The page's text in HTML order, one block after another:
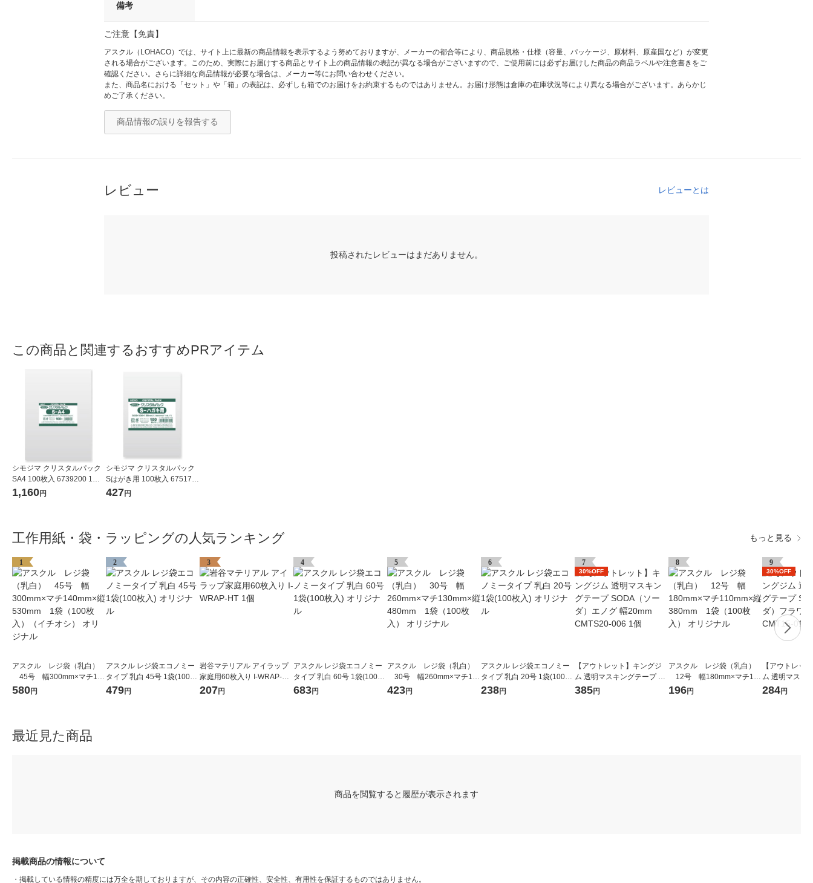
備考
ご注意【免責】
アスクル（LOHACO）では、サイト上に最新の商品情報を表示するよう努めておりますが、メーカーの都合等により、商品規格・仕様（容量、パッケージ、原材料、原産国など）が変更
される場合がございます。このため、実際にお届けする商品とサイト上の商品情報の表記が異なる場合がございますので、ご使用前には必ずお届けした商品の商品ラベルや注意書きをご
確認ください。さらに詳細な商品情報が必要な場合は、メーカー等にお問い合わせください。
また、商品名における「セット」や「箱」の表記は、必ずしも箱でのお届けをお約束するものではありません。お届け形態は倉庫の在庫状況等により異なる場合がございます。あらかじ
めご了承ください。
商品情報の誤りを報告する
レビュー レビューとは
投稿されたレビューはまだありません。
この商品と関連するおすすめPRアイテム
シモジマ クリスタルパック
SA4 100枚入 6739200 1袋
(100枚入)
1,160円
シモジマ クリスタルパック
Sはがき用 100枚入 675170
0 1袋(100枚入)
427円
工作用紙・袋・ラッピングの人気ランキング もっと見る
1
アスクル レジ袋（乳白）
45号 幅300mm×マチ140
mm×縦530mm 1袋（100
580円
2
アスクル レジ袋エコノミー
タイプ 乳白 45号 1袋(100枚
入) オリジナル
479円
3
岩谷マテリアル アイラップ
家庭用60枚入り I-WRAP-HT
1個
207円
4
アスクル レジ袋エコノミー
タイプ 乳白 60号 1袋(100枚
入) オリジナル
683円
5
アスクル レジ袋（乳白）
30号 幅260mm×マチ130
mm×縦480mm 1袋（100
423円
6
アスクル レジ袋エコノミー
タイプ 乳白 20号 1袋(100枚
入) オリジナル
238円
7
30%OFF
【アウトレット】キングジ
ム 透明マスキングテープ SO
DA（ソーダ）エノグ 幅20m
385円
8
アスクル レジ袋（乳白）
12号 幅180mm×マチ110
mm×縦380mm 1袋（100
196円
9
30%OFF
【アウトレッ
ム 透明マスキ
DA（ソーダ）
284円
最近見た商品
商品を閲覧すると履歴が表示されます
掲載商品の情報について
・ 掲載している情報の精度には万全を期しておりますが、その内容の正確性、安全性、有用性を保証するものではありません。